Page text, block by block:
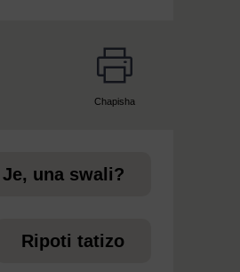
Chapisha
Je, una swali?
Ripoti tatizo